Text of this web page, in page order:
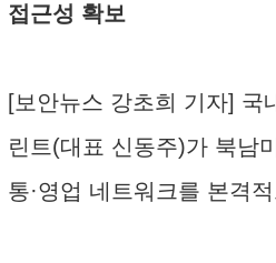
접근성 확보
[보안뉴스 강초희 기자] 국
린트(대표 신동주)가 북남
통·영업 네트워크를 본격